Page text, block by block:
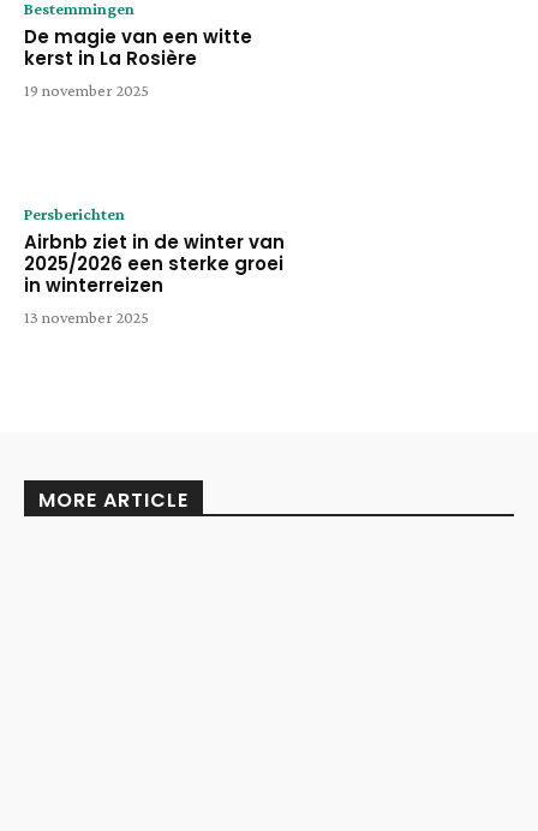
Bestemmingen
De magie van een witte
kerst in La Rosière
19 november 2025
Persberichten
Airbnb ziet in de winter van
2025/2026 een sterke groei
in winterreizen
13 november 2025
MORE ARTICLE